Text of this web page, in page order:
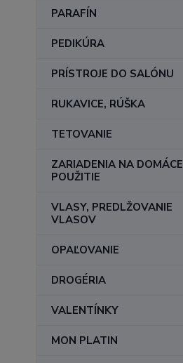
PARAFÍN
PEDIKÚRA
PRÍSTROJE DO SALÓNU
RUKAVICE, RÚŠKA
TETOVANIE
ZARIADENIA NA DOMÁCE
POUŽITIE
VLASY, PREDLŽOVANIE
VLASOV
OPAĽOVANIE
DROGÉRIA
VALENTÍNKY
MON PLATIN